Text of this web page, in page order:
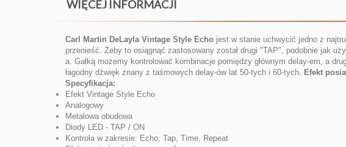
WIĘCEJ INFORMACJI
Carl Martin DeLayla Vintage Style Echo jest w stanie uchwycić jedno z
przenieść. Żeby to osiągnąć zastosowany został drugi "TAP", podobnie jak
a. Gałką możemy kontrolować kombinacje pomiędzy głównym delay-em, a
łagodny dźwięk znany z taśmowych delay-ów lat 50-tych i 60-tych. Efekt
Specyfikacja:
Efekt Vintage Style Echo
Analogowy
Metalowa obudowa
Diody LED - TAP / ON
Kontrola w zakresie: Echo, Tap, Time, Repeat